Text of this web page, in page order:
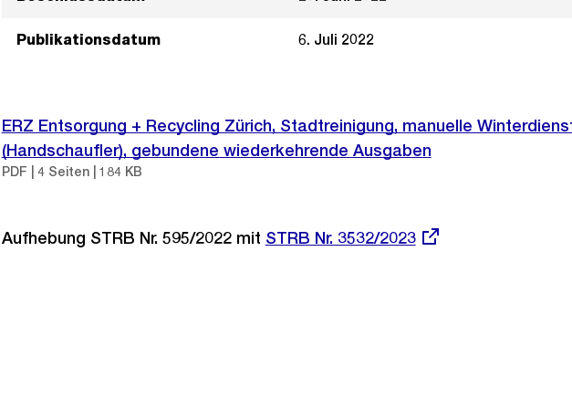
Publikationsdatum 6. Juli 2022
ERZ Entsorgung + Recycling Zürich, Stadtreinigung, manuelle
(Handschaufler), gebundene wiederkehrende Ausgaben
PDF | 4 Seiten | 184 KB
Aufhebung STRB Nr. 595/2022 mit Externer
STRB Nr. 3532/2023